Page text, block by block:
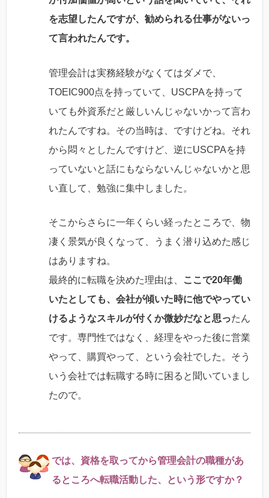
を志望したんですが、勧められる仕事がないっ
て言われたんです。
管理会計は実務経験がなくてはダメで、
TOEIC900点を持っていて、USCPAを持って
いても外資系だと厳しいんじゃないかって言わ
れたんですね。その当時は、ですけどね。それ
から悶々としたんですけど、逆にUSCPAを持
っていないと話にもならないんじゃないかと思
い直して、勉強に集中しました。
そこからさらに一年くらい経ったところで、物
凄く景気が良くなって、うまく潜り込めた感じ
はありますね。
最終的に転職を決めた理由は、
ここで20年働
いたとしても、会社が傾いた時に他でやってい
けるようなスキルが付くか微妙だなと思ったん
です。専門性ではなく、経理をやった後に営業
やって、購買やって、という会社でした。そう
いう会社では転職する時に困ると聞いていまし
たので。
では、資格を取ってから管理会計の職種があ
るところへ転職活動した、という形ですか？